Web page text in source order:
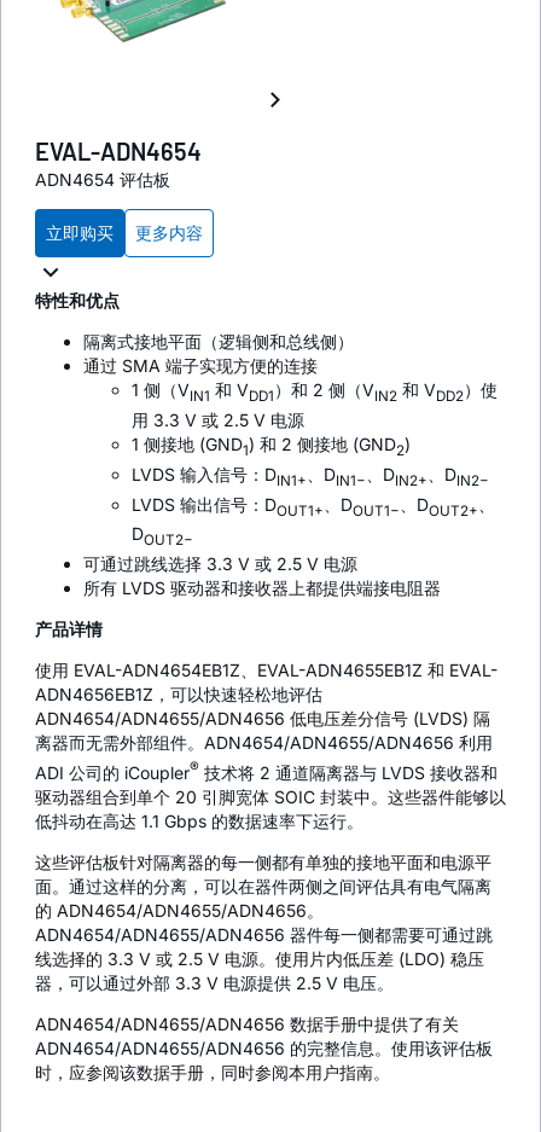
EVAL-ADN4654
ADN4654 评估板
立即购买 更多内容
特性和优点
隔离式接地平面（逻辑侧和总线侧）
通过 SMA 端子实现方便的连接
1 侧（VIN1 和 VDD1 ）和 2 侧（VIN2 和 VDD2）使
用 3.3 V 或 2.5 V 电源
1 侧接地 (GND1) 和 2 侧接地 (GND2)
LVDS 输入信号：DIN1+ 、DIN1− 、DIN2+ 、DIN2−
LVDS 输出信号：DOUT1+ 、DOUT1− 、DOUT2+
DOUT2−
可通过跳线选择 3.3 V 或 2.5 V 电源
所有 LVDS 驱动器和接收器上都提供端接电阻器
产品详情
使用 EVAL-ADN4654EB1Z、EVAL-ADN4655EB1Z 和 EVAL-
ADN4656EB1Z，可以快速轻松地评估
ADN4654/ADN4655/ADN4656 低电压差分信号 (LVDS) 隔
离器而无需外部组件。ADN4654/ADN4655/ADN4656 利用
ADI 公司的 iCoupler® 技术将 2 通道隔离器与 LVDS 接收器和
驱动器组合到单个 20 引脚宽体 SOIC 封装中。这些器件能够以
低抖动在高达 1.1 Gbps 的数据速率下运行。
这些评估板针对隔离器的每一侧都有单独的接地平面和电源平
面。通过这样的分离，可以在器件两侧之间评估具有电气隔离
的 ADN4654/ADN4655/ADN4656。
ADN4654/ADN4655/ADN4656 器件每一侧都需要可通过跳
线选择的 3.3 V 或 2.5 V 电源。使用片内低压差 (LDO) 稳压
器，可以通过外部 3.3 V 电源提供 2.5 V 电压。
ADN4654/ADN4655/ADN4656 数据手册中提供了有关
ADN4654/ADN4655/ADN4656 的完整信息。使用该评估板
时，应参阅该数据手册，同时参阅本用户指南。